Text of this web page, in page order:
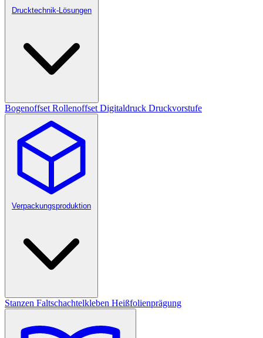
Drucktechnik-Lösungen
Bogenoffset Rollenoffset Digitaldruck Druckvorstufe
Verpackungsproduktion
Stanzen Faltschachtelkleben Heißfolienprägung